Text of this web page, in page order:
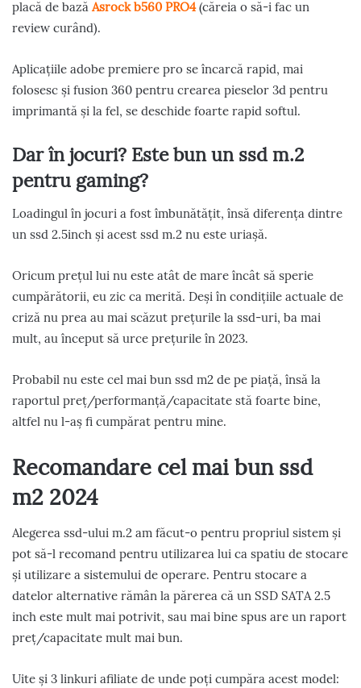
placă de bază Asrock b560 PRO4(căreia o să-i fac un
review curând).
Aplicațiile adobe premiere pro se încarcă rapid, mai
folosesc și fusion 360 pentru crearea pieselor 3d pentru
imprimantă și la fel, se deschide foarte rapid softul.
Dar în jocuri? Este bun un ssd m.2
pentru gaming?
Loadingul în jocuri a fost îmbunătățit, însă diferența dintre
un ssd 2.5inch și acest ssd m.2 nu este uriașă.
Oricum prețul lui nu este atât de mare încât să sperie
cumpărătorii, eu zic ca merită. Deși în condițiile actuale de
criză nu prea au mai scăzut prețurile la ssd-uri, ba mai
mult, au început să urce prețurile în 2023.
Probabil nu este cel mai bun ssd m2 de pe piață, însă la
raportul preț/performanță/capacitate stă foarte bine,
altfel nu l-aș fi cumpărat pentru mine.
Recomandare cel mai bun ssd
m2 2024
Alegerea ssd-ului m.2 am făcut-o pentru propriul sistem și
pot să-l recomand pentru utilizarea lui ca spatiu de stocare
și utilizare a sistemului de operare. Pentru stocare a
datelor alternative rămân la părerea că un SSD SATA 2.5
inch este mult mai potrivit, sau mai bine spus are un raport
preț/capacitate mult mai bun.
Uite și 3 linkuri afiliate de unde poți cumpăra acest model: